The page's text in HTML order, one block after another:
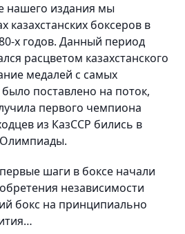
нашего издания мы
казахстанских боксеров в
х годов. Данный период
расцветом казахстанского
медалей с самых
поставлено на поток,
первого чемпиона
из КазССР бились в
шаги в боксе начали
независимости
бокс на принципиально